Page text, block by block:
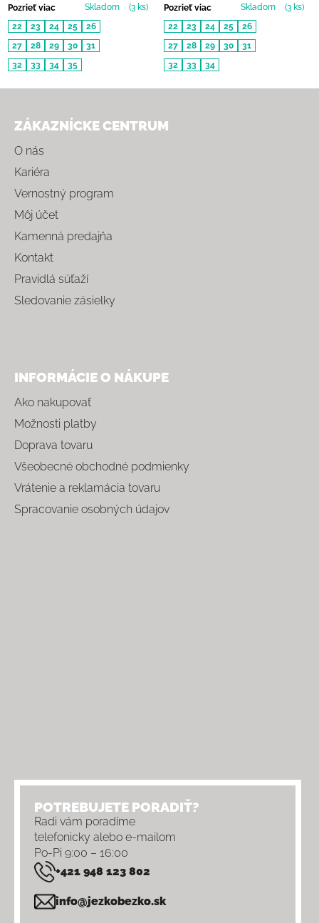
Pozrieť viac Skladom
(3 ks)
22
23 24 25
26
27
28 29 30
31
32
33 34 35
Pozrieť viac Skladom
(3 ks)
22
23 24 25
26
27
28 29 30
31
32
33 34
ZÁKAZNÍCKE CENTRUM
O nás
Kariéra
Vernostný program
Môj účet
Kamenná predajňa
Kontakt
Pravidlá súťaží
Sledovanie zásielky
INFORMÁCIE O NÁKUPE
Ako nakupovať
Možnosti platby
Doprava tovaru
Všeobecné obchodné podmienky
Vrátenie a reklamácia tovaru
Spracovanie osobných údajov
POTREBUJETE PORADIŤ?
Radi vám poradíme
telefonicky alebo e-mailom
Po-Pi 9:00 – 16:00
+421 948 123 802
info@jezkobezko.sk